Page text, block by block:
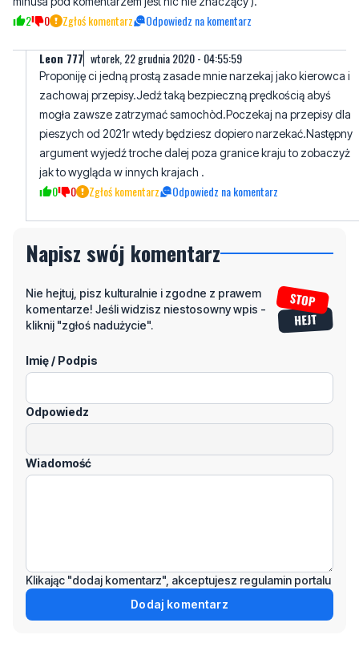
2 0 Zgłoś komentarz Odpowiedz na komentarz
Leon 777 wtorek, 22 grudnia 2020 - 04:55:59
Proponiję ci jedną prostą zasade mnie narzekaj jako kierowca i
zachowaj przepisy.Jedź taką bezpieczną prędkością abyś
mogła zawsze zatrzymać samochòd.Poczekaj na przepisy dla
pieszych od 2021r wtedy będziesz dopiero narzekać.Następny
argument wyjedź troche dalej poza granice kraju to zobaczyż
jak to wygląda w innych krajach .
0 0 Zgłoś komentarz Odpowiedz na komentarz
Napisz swój komentarz
Nie hejtuj, pisz kulturalnie i zgodne z prawem
komentarze! Jeśli widzisz niestosowny wpis -
kliknij "zgłoś nadużycie".
Imię / Podpis
Odpowiedz
Wiadomość
Klikając "dodaj komentarz", akceptujesz regulamin portalu
Dodaj komentarz